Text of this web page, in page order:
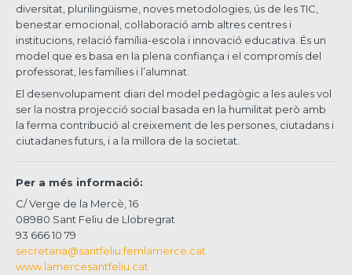
diversitat, plurilingüisme, noves metodologies, ús de les TIC,
benestar emocional, col·laboració amb altres centres i
institucions, relació família-escola i innovació educativa. És un
model que es basa en la plena confiança i el compromís del
professorat, les famílies i l’alumnat.
El desenvolupament diari del model pedagògic a les aules vol
ser la nostra projecció social basada en la humilitat però amb
la ferma contribució al creixement de les persones, ciutadans i
ciutadanes futurs, i a la millora de la societat.
Per a més informació:
C/ Verge de la Mercè, 16
08980 Sant Feliu de Llobregrat
93 666 10 79
secretaria@santfeliu.femlamerce.cat
www.lamercesantfeliu.cat